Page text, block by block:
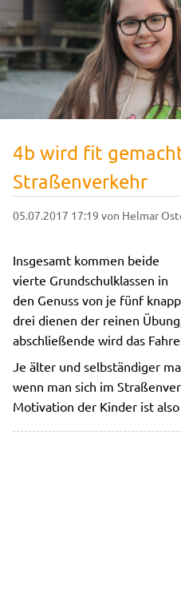
4b wird fit
Straßenverkehr
05.07.2017 17:19 von Helmar
Insgesamt kommen beide
vierte Grundschulklassen in
den Genuss von je fünf
drei dienen der reinen
abschließende wird das
Je älter und selbständiger
wenn man sich im
Motivation der Kinder ist